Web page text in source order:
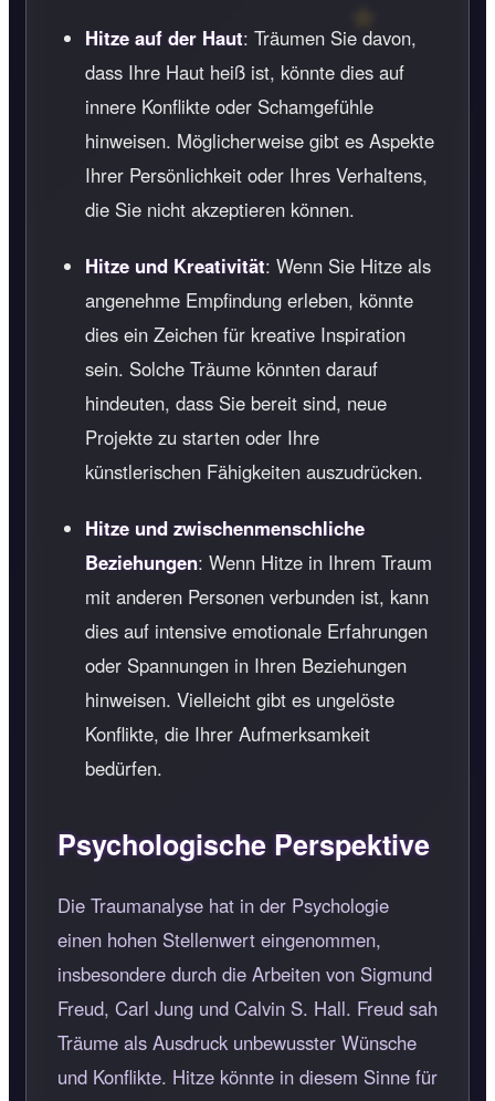
Hitze auf der Haut: Träumen Sie davon,
dass Ihre Haut heiß ist, könnte dies auf
innere Konflikte oder Schamgefühle
hinweisen. Möglicherweise gibt es Aspekte
Ihrer Persönlichkeit oder Ihres Verhaltens,
die Sie nicht akzeptieren können.
Hitze und Kreativität: Wenn Sie Hitze als
angenehme Empfindung erleben, könnte
dies ein Zeichen für kreative Inspiration
sein. Solche Träume könnten darauf
hindeuten, dass Sie bereit sind, neue
Projekte zu starten oder Ihre
künstlerischen Fähigkeiten auszudrücken.
Hitze und zwischenmenschliche
Beziehungen: Wenn Hitze in Ihrem Traum
mit anderen Personen verbunden ist, kann
dies auf intensive emotionale Erfahrungen
oder Spannungen in Ihren Beziehungen
hinweisen. Vielleicht gibt es ungelöste
Konflikte, die Ihrer Aufmerksamkeit
bedürfen.
Psychologische Perspektive
Die Traumanalyse hat in der Psychologie
einen hohen Stellenwert eingenommen,
insbesondere durch die Arbeiten von Sigmund
Freud, Carl Jung und Calvin S. Hall. Freud sah
Träume als Ausdruck unbewusster Wünsche
und Konflikte. Hitze könnte in diesem Sinne für